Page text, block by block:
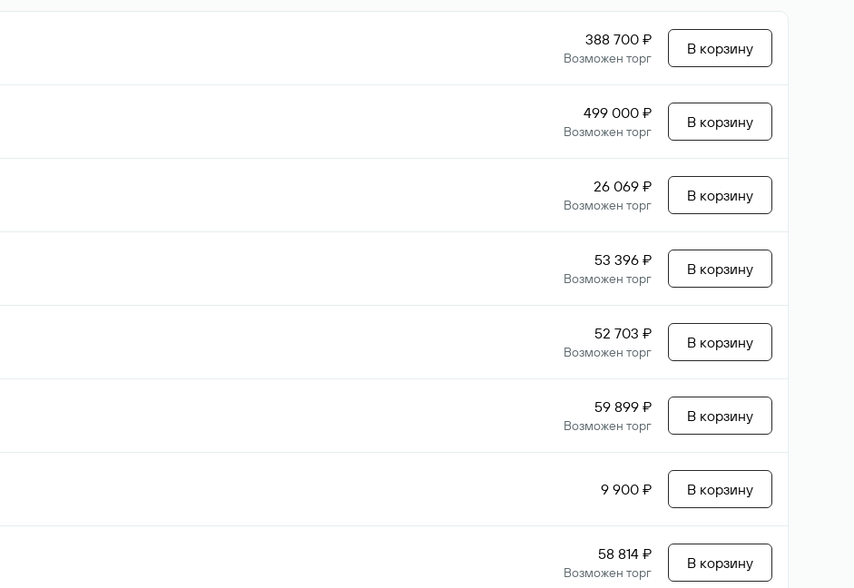
388 700 ₽
Возможен торг
В корзину
499 000 ₽
Возможен торг
В корзину
26 069 ₽
Возможен торг
В корзину
53 396 ₽
Возможен торг
В корзину
52 703 ₽
Возможен торг
В корзину
59 899 ₽
Возможен торг
В корзину
9 900 ₽ В корзину
58 814 ₽
Возможен торг
В корзину